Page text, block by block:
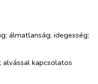
álmatlanság; idegesség;
kapcsolatos